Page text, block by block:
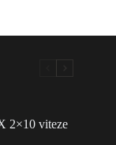
2×10 viteze